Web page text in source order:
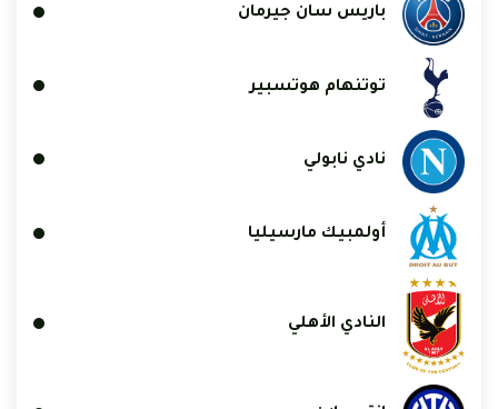
باريس سان جيرمان
توتنهام هوتسبير
نادي نابولي
أولمبيك مارسيليا
النادي الأهلي